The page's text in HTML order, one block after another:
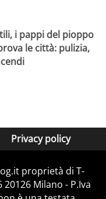
i pappi del pioppo
le città: pulizia,
Privacy policy
proprietà di T-
Milano - P.Iva